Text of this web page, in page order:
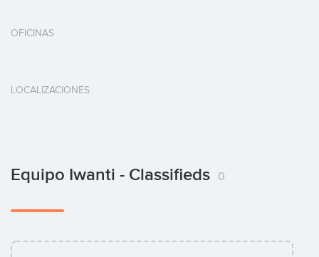
OFICINAS
LOCALIZACIONES
Equipo Iwanti - Classifieds 0